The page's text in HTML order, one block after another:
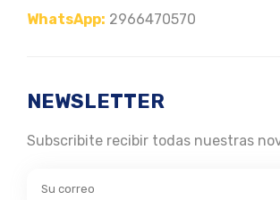
WhatsApp: 2966470570
NEWSLETTER
Subscribite recibir todas nuestras